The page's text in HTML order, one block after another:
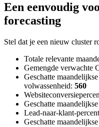
Een eenvoudig
forecasting
Stel dat je een nieuw cluster
Totale relevante
Gemengde verwachte
Geschatte
volwassenheid: 560
Geschatte maandelijkse
Lead-naar-klant-
Geschatte